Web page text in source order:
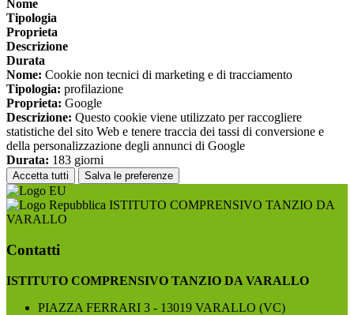
Nome
Tipologia
Proprieta
Descrizione
Durata
Nome: Cookie non tecnici di marketing e di tracciamento
Tipologia: profilazione
Proprieta: Google
Descrizione: Questo cookie viene utilizzato per raccogliere
statistiche del sito Web e tenere traccia dei tassi di conversione e
della personalizzazione degli annunci di Google
Durata: 183 giorni
Accetta tutti Salva le preferenze
ISTITUTO COMPRENSIVO TANZIO DA
VARALLO
Contatti
ISTITUTO COMPRENSIVO TANZIO DA VARALLO
PIAZZA FERRARI 3 - 13019 VARALLO (VC)